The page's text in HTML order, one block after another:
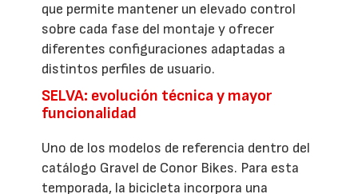
que permite mantener un elevado control
sobre cada fase del montaje y ofrecer
diferentes configuraciones adaptadas a
distintos perfiles de usuario.
SELVA: evolución técnica y mayor
funcionalidad
Uno de los modelos de referencia dentro del
catálogo Gravel de Conor Bikes. Para esta
temporada, la bicicleta incorpora una